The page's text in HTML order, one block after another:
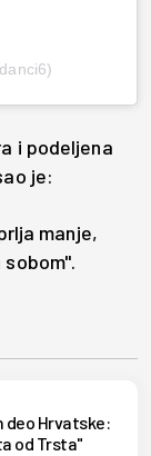
i podeljena
je:
manje,
deo Hrvatske:
od Trsta"